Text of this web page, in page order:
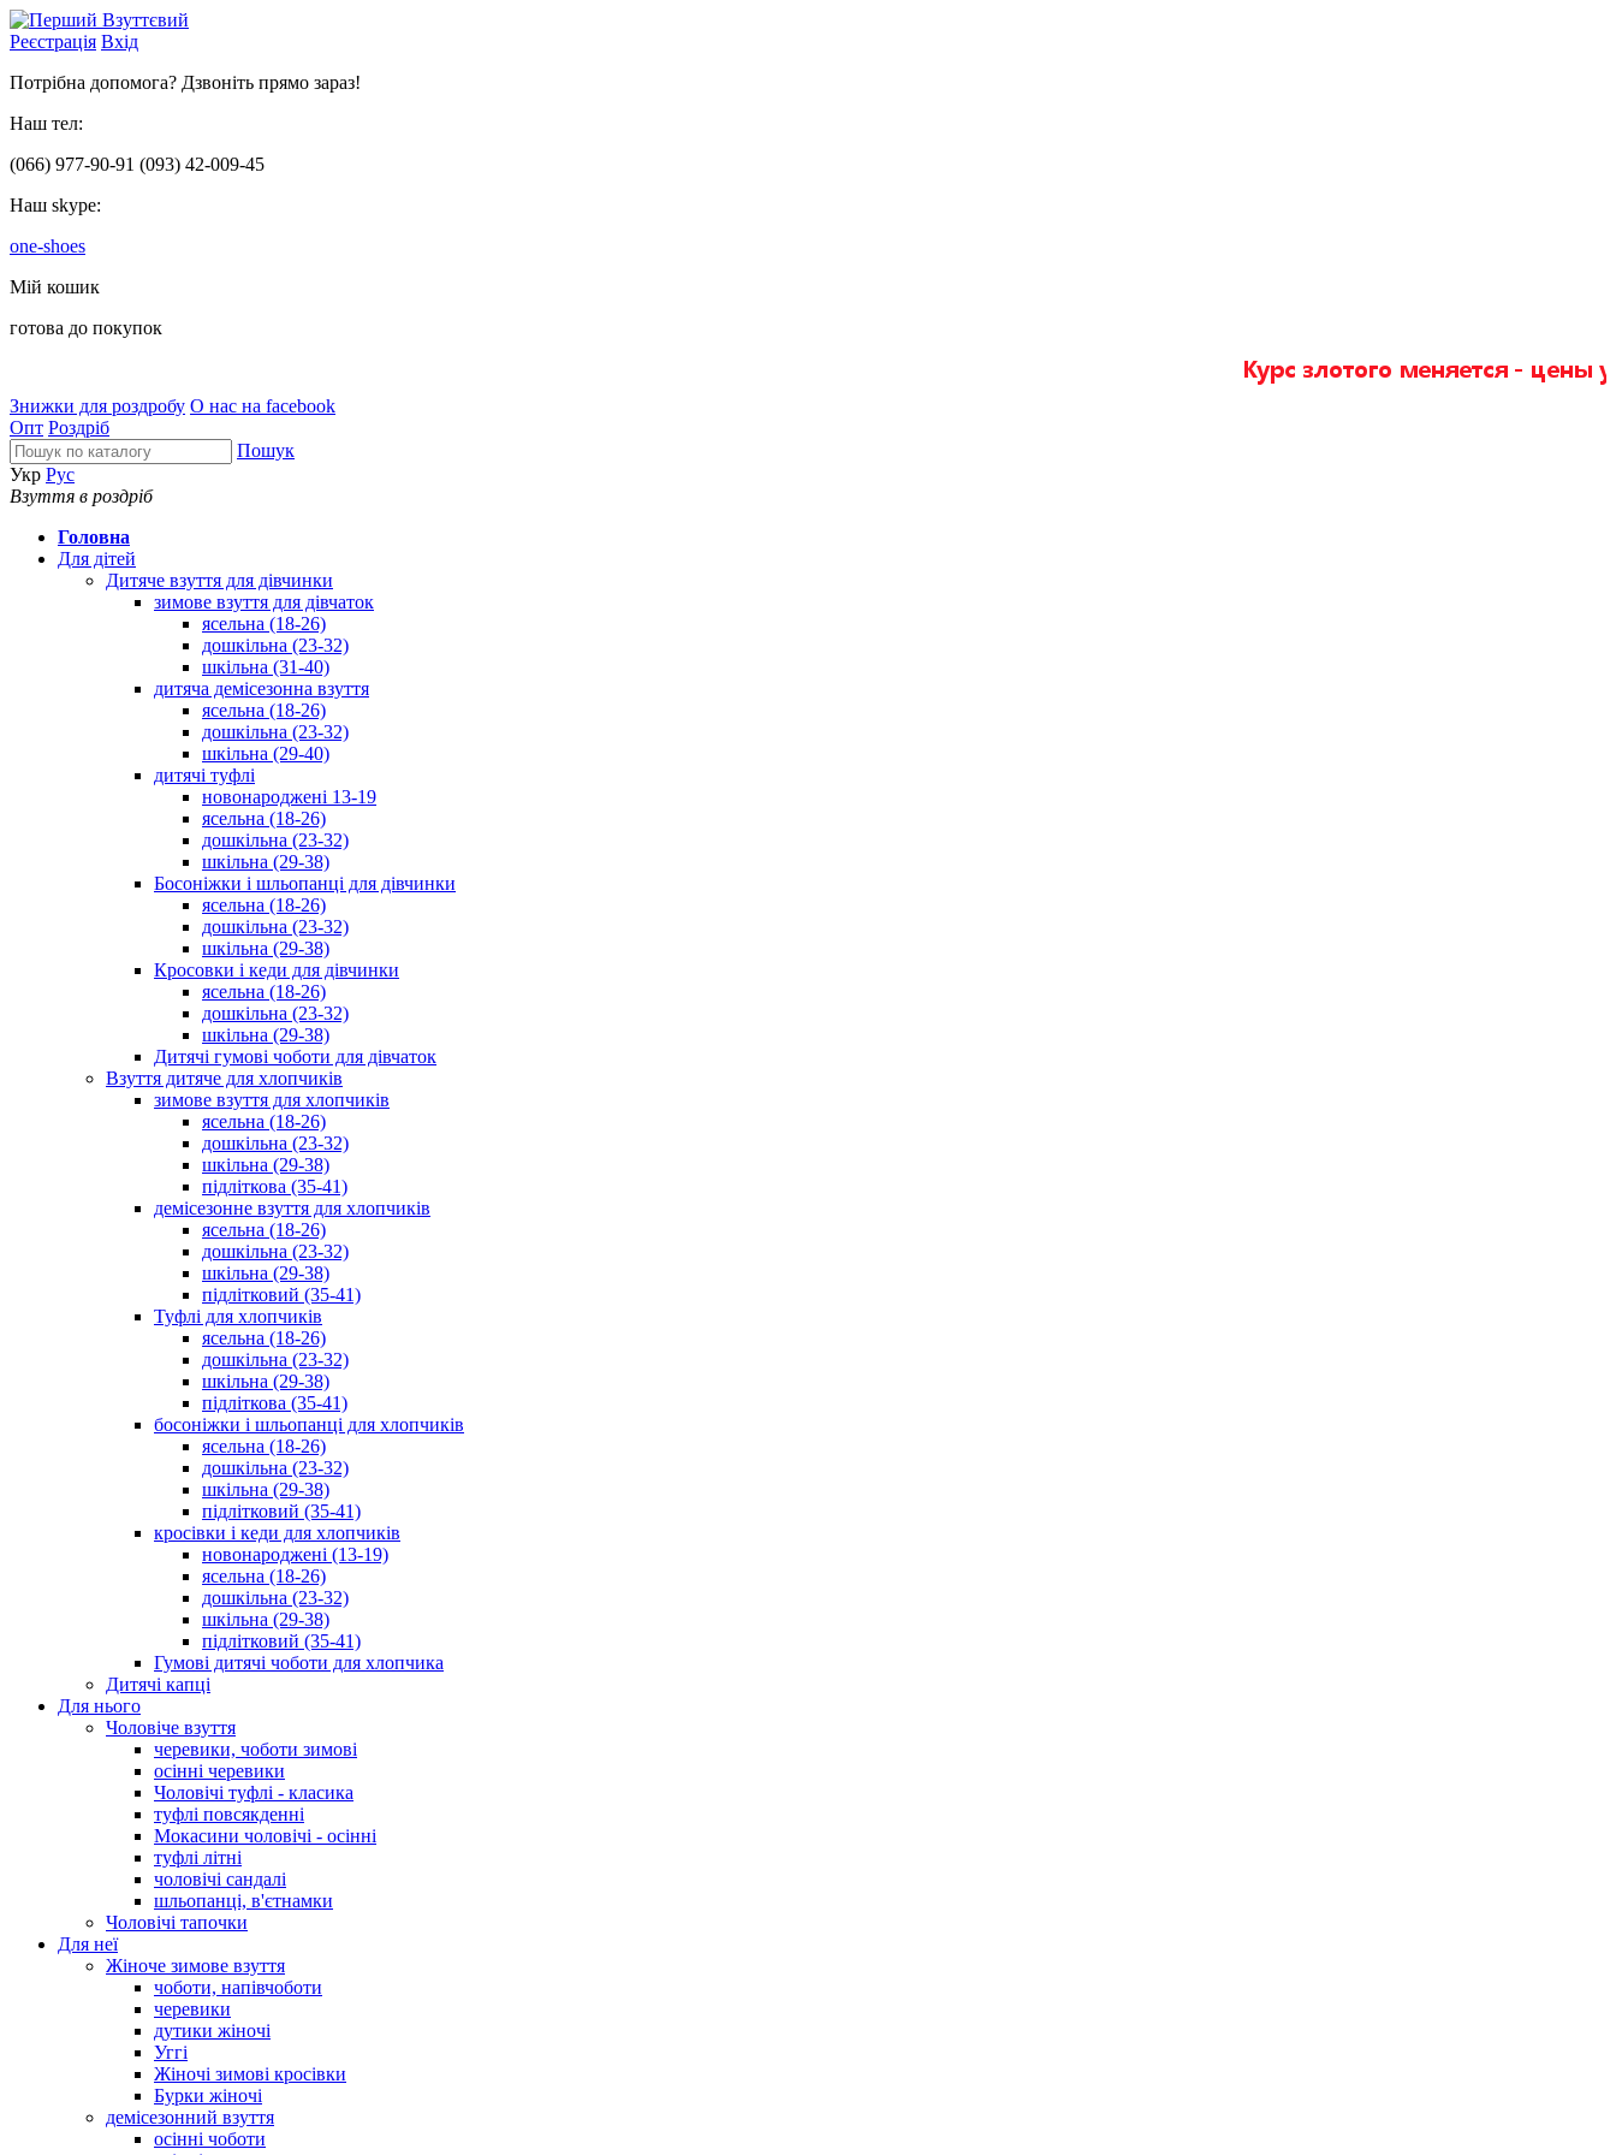
Реєстрація Вхід
Потрібна допомога? Дзвоніть прямо зараз!
Наш тел:
(066) 977-90-91 (093) 42-009-45
Наш skype:
one-shoes
Мій кошик
готова до покупок
Знижки для роздробу О нас на facebook
Опт Роздріб
Пошук
Укр Рус
Взуття в роздріб
Головна
Для дітей
Дитяче взуття для дівчинки
зимове взуття для дівчаток
ясельна (18-26)
дошкільна (23-32)
шкільна (31-40)
дитяча демісезонна взуття
ясельна (18-26)
дошкільна (23-32)
шкільна (29-40)
дитячі туфлі
новонароджені 13-19
ясельна (18-26)
дошкільна (23-32)
шкільна (29-38)
Босоніжки і шльопанці для дівчинки
ясельна (18-26)
дошкільна (23-32)
шкільна (29-38)
Кросовки і кеди для дівчинки
ясельна (18-26)
дошкільна (23-32)
шкільна (29-38)
Дитячі гумові чоботи для дівчаток
Взуття дитяче для хлопчиків
зимове взуття для хлопчиків
ясельна (18-26)
дошкільна (23-32)
шкільна (29-38)
підліткова (35-41)
демісезонне взуття для хлопчиків
ясельна (18-26)
дошкільна (23-32)
шкільна (29-38)
підлітковий (35-41)
Туфлі для хлопчиків
ясельна (18-26)
дошкільна (23-32)
шкільна (29-38)
підліткова (35-41)
босоніжки і шльопанці для хлопчиків
ясельна (18-26)
дошкільна (23-32)
шкільна (29-38)
підлітковий (35-41)
кросівки і кеди для хлопчиків
новонароджені (13-19)
ясельна (18-26)
дошкільна (23-32)
шкільна (29-38)
підлітковий (35-41)
Гумові дитячі чоботи для хлопчика
Дитячі капці
Для нього
Чоловіче взуття
черевики, чоботи зимові
осінні черевики
Чоловічі туфлі - класика
туфлі повсякденні
Мокасини чоловічі - осінні
туфлі літні
чоловічі сандалі
шльопанці, в'єтнамки
Чоловічі тапочки
Для неї
Жіноче зимове взуття
чоботи, напівчоботи
черевики
дутики жіночі
Уггі
Жіночі зимові кросівки
Бурки жіночі
демісезонний взуття
осінні чоботи